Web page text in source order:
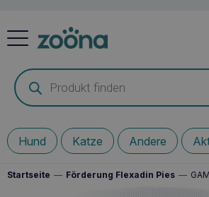
Products
search
Hund Katze Andere
Startseite — Förderung Flexadin Pies —